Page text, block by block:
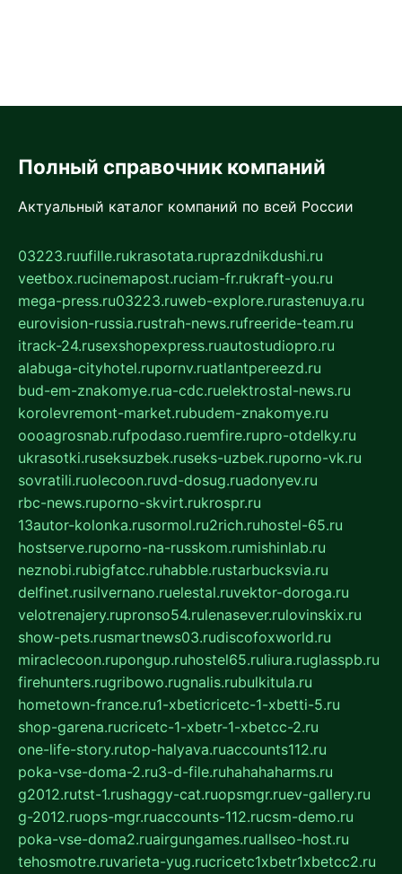
Полный справочник компаний
Актуальный каталог компаний по всей России
03223.ruufille.rukrasotata.ruprazdnikdushi.ru
veetbox.rucinemapost.ruciam-fr.rukraft-you.ru
mega-press.ru03223.ruweb-explore.rurastenuya.ru
eurovision-russia.rustrah-news.rufreeride-team.ru
itrack-24.rusexshopexpress.ruautostudiopro.ru
alabuga-cityhotel.rupornv.ruatlantpereezd.ru
bud-em-znakomye.rua-cdc.ruelektrostal-news.ru
korolevremont-market.rubudem-znakomye.ru
oooagrosnab.rufpodaso.ruemfire.rupro-otdelky.ru
ukrasotki.ruseksuzbek.ruseks-uzbek.ruporno-vk.ru
sovratili.ruolecoon.ruvd-dosug.ruadonyev.ru
rbc-news.ruporno-skvirt.rukrospr.ru
13autor-kolonka.rusormol.ru2rich.ruhostel-65.ru
hostserve.ruporno-na-russkom.rumishinlab.ru
neznobi.rubigfatcc.ruhabble.rustarbucksvia.ru
delfinet.rusilvernano.ruelestal.ruvektor-doroga.ru
velotrenajery.rupronso54.rulenasever.rulovinskix.ru
show-pets.rusmartnews03.rudiscofoxworld.ru
miraclecoon.rupongup.ruhostel65.ruliura.ruglasspb.ru
firehunters.rugribowo.rugnalis.rubulkitula.ru
hometown-france.ru1-xbeticricetc-1-xbetti-5.ru
shop-garena.rucricetc-1-xbetr-1-xbetcc-2.ru
one-life-story.rutop-halyava.ruaccounts112.ru
poka-vse-doma-2.ru3-d-file.ruhahahaharms.ru
g2012.rutst-1.rushaggy-cat.ruopsmgr.ruev-gallery.ru
g-2012.ruops-mgr.ruaccounts-112.rucsm-demo.ru
poka-vse-doma2.ruairgungames.ruallseo-host.ru
tehosmotre.ruvarieta-yug.rucricetc1xbetr1xbetcc2.ru